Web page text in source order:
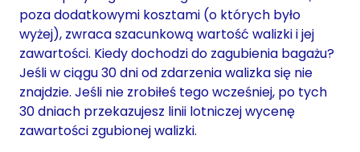
poza dodatkowymi kosztami (o których było
wyżej), zwraca szacunkową wartość walizki i jej
zawartości. Kiedy dochodzi do zagubienia bagażu?
Jeśli w ciągu 30 dni od zdarzenia walizka się nie
znajdzie. Jeśli nie zrobiłeś tego wcześniej, po tych
30 dniach przekazujesz linii lotniczej wycenę
zawartości zgubionej walizki.